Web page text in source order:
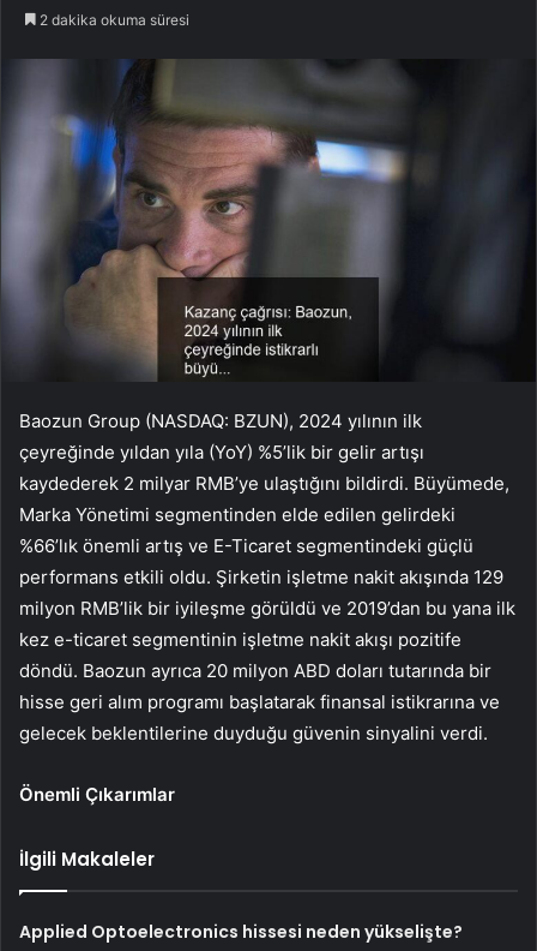
2 dakika okuma süresi
Baozun Group (NASDAQ: BZUN), 2024 yılının ilk
çeyreğinde yıldan yıla (YoY) %5’lik bir gelir artışı
kaydederek 2 milyar RMB’ye ulaştığını bildirdi. Büyümede,
Marka Yönetimi segmentinden elde edilen gelirdeki
%66’lık önemli artış ve E-Ticaret segmentindeki güçlü
performans etkili oldu. Şirketin işletme nakit akışında 129
milyon RMB’lik bir iyileşme görüldü ve 2019’dan bu yana ilk
kez e-ticaret segmentinin işletme nakit akışı pozitife
döndü. Baozun ayrıca 20 milyon ABD doları tutarında bir
hisse geri alım programı başlatarak finansal istikrarına ve
gelecek beklentilerine duyduğu güvenin sinyalini verdi.
Önemli Çıkarımlar
İlgili Makaleler
Applied Optoelectronics hissesi neden yükselişte?